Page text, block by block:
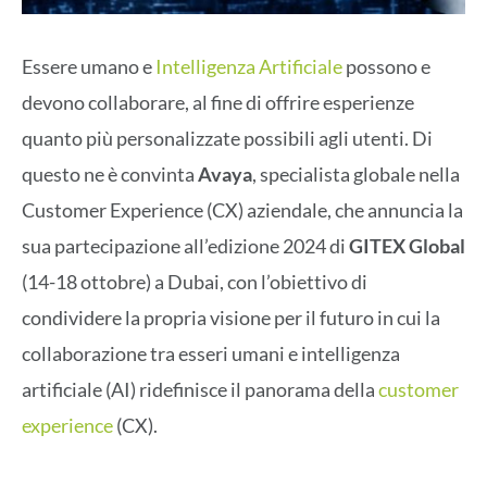
Essere umano e Intelligenza Artificialepossono e
devono collaborare, al fine di offrire esperienze
quanto più personalizzate possibili agli utenti. Di
questo ne è convintaAvaya, specialista globale nella
Customer Experience (CX) aziendale, che annuncia la
sua partecipazione all’edizione 2024 diGITEX Global
(14-18 ottobre) a Dubai, con l’obiettivo di
condividere la propria visione per il futuro in cui la
collaborazione tra esseri umani e intelligenza
artificiale (AI) ridefinisce il panorama dellacustomer
experience(CX).